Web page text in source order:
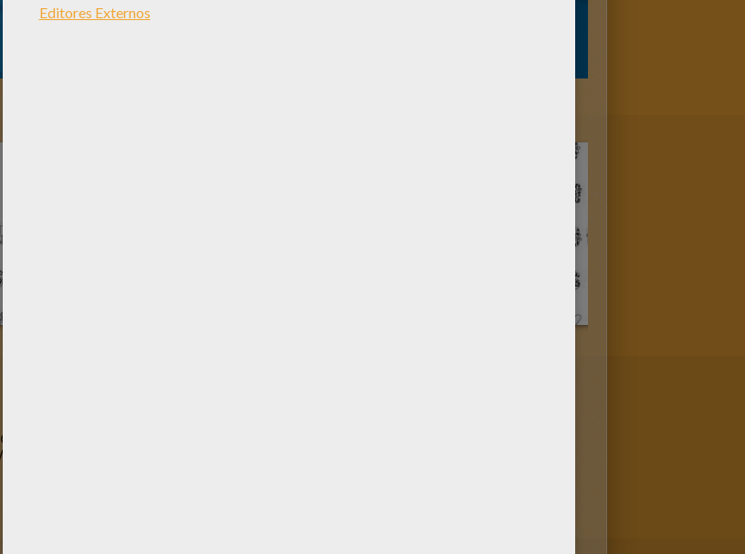
más en la sección Dibujos de NAVIDAD para colorear. Colorea
para colorear, y guárdalo a tu ordenador. ¡Ahorra papel para proteger el
para colorear